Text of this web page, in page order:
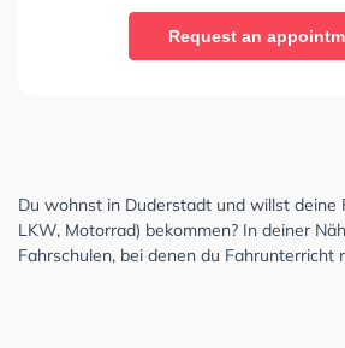
Request an
Du wohnst in Duderstadt und willst deine
LKW, Motorrad) bekommen? In deiner
Fahrschulen, bei denen du Fahrunterricht